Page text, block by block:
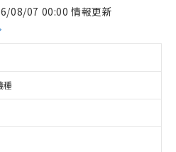
08/07 00:00 情報更新
種